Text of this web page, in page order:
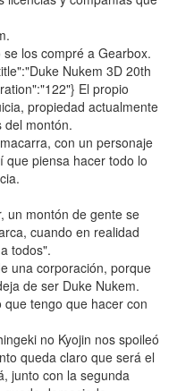
los compré a Gearbox.
Nukem 3D 20th
El propio
propiedad actualmente
del montón.
con un personaje
piensa hacer todo lo
un montón de gente se
cuando en realidad
todos".
una corporación, porque
de ser Duke Nukem.
tengo que hacer con
no Kyojin nos spoileó
queda claro que será el
junto con la segunda